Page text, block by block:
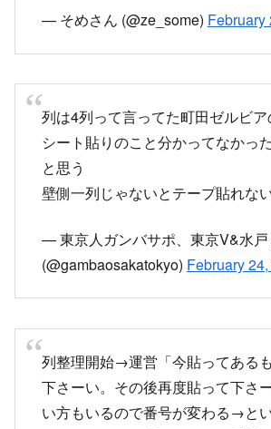
— そめさん (@ze_some) February
列は4列って言ってた町田ゼルビア
シート貼りのこと分かってなかっ
と思う
壁側一列じゃないとテープ貼れな
— 東京人ガンバサポ、東京V&水戸
(@gambaosakatokyo) February
列整理開始→運営「今貼ってある
下さーい。その後再度貼って下さ
い方もいるので番号が変わる→と